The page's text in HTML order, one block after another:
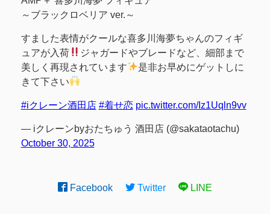
～ブラックロベリア ver.～
すました表情がクールな喜多川海夢ちゃんのフィギ
ュアが入荷
ジャガードやブレードなど、細部まで
美しく再現されています
是非お早めにゲットしに
きて下さい
#iクレーン酒田店 #着せ恋 pic.twitter.com/Iz1Uqln9vv
— iクレーンbyおたちゅう 酒田店 (@sakataotachu)
October 30, 2025
Facebook Twitter LINE